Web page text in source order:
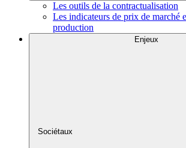
Les outils de la contractualisation
Les indicateurs de prix de marché
production
Enjeux
Sociétaux